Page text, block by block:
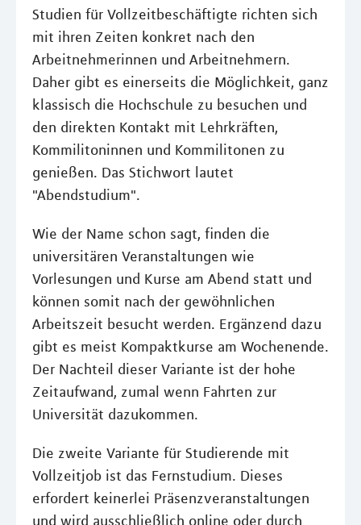
Studien für Vollzeitbeschäftigte richten sich
mit ihren Zeiten konkret nach den
Arbeitnehmerinnen und Arbeitnehmern.
Daher gibt es einerseits die Möglichkeit, ganz
klassisch die Hochschule zu besuchen und
den direkten Kontakt mit Lehrkräften,
Kommilitoninnen und Kommilitonen zu
genießen. Das Stichwort lautet
"Abendstudium".
Wie der Name schon sagt, finden die
universitären Veranstaltungen wie
Vorlesungen und Kurse am Abend statt und
können somit nach der gewöhnlichen
Arbeitszeit besucht werden. Ergänzend dazu
gibt es meist Kompaktkurse am Wochenende.
Der Nachteil dieser Variante ist der hohe
Zeitaufwand, zumal wenn Fahrten zur
Universität dazukommen.
Die zweite Variante für Studierende mit
Vollzeitjob ist das Fernstudium. Dieses
erfordert keinerlei Präsenzveranstaltungen
und wird ausschließlich online oder durch